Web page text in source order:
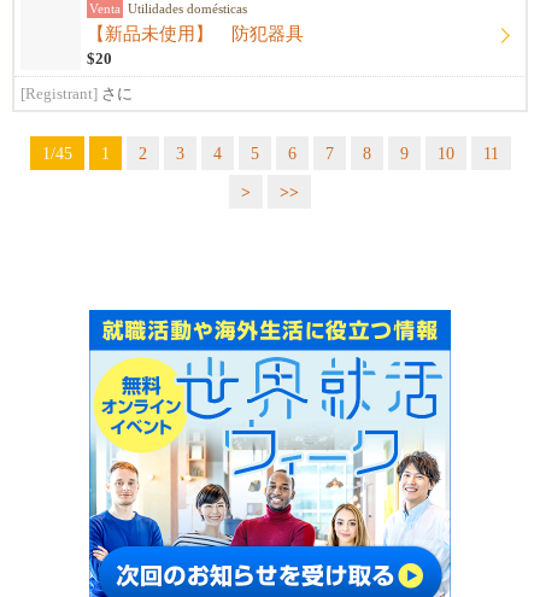
Venta Utilidades domésticas
【新品未使用】 防犯器具
$20
[Registrant] さに
1/45 1 2 3 4 5 6 7 8 9 10
11
>
>>